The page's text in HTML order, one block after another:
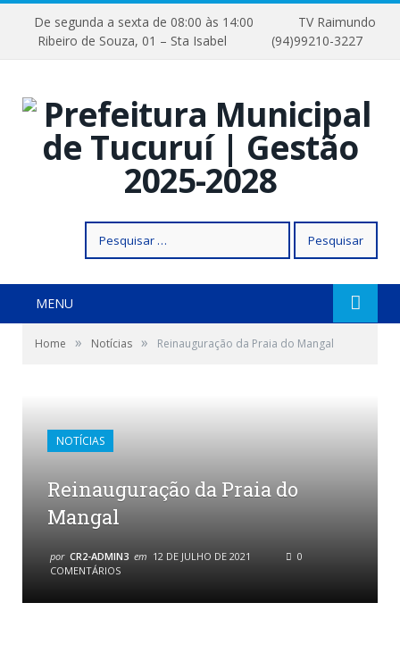
De segunda a sexta de 08:00 às 14:00
TV Raimundo
Ribeiro de Souza, 01 – Sta Isabel
(94)99210-3227
por:
MENU
Home » Notícias » Reinauguração da Praia do Mangal
NOTÍCIAS
Reinauguração da Praia do
Mangal
por CR2-ADMIN3 em 12 DE JULHO DE 2021
0
COMENTÁRIOS